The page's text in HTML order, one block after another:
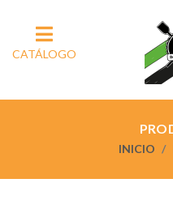
CATÁLOGO
INICIO